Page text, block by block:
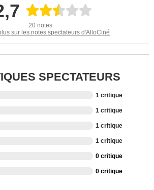
20 notes
sur les notes spectateurs d'AlloCiné
SPECTATEURS
1 critique
1 critique
1 critique
1 critique
0 critique
0 critique